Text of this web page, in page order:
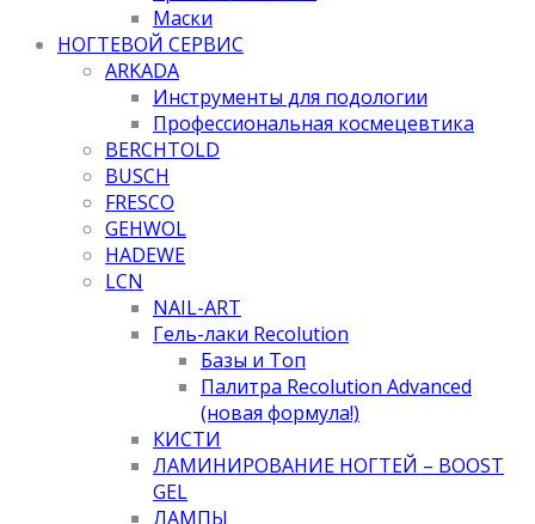
Маски
НОГТЕВОЙ СЕРВИС
ARKADA
Инструменты для подологии
Профессиональная космецевтика
BERCHTOLD
BUSCH
FRESCO
GEHWOL
HADEWE
LCN
NAIL-ART
Гель-лаки Recolution
Базы и Топ
Палитра Recolution Advanced
(новая формула!)
КИСТИ
ЛАМИНИРОВАНИЕ НОГТЕЙ – BOOST
GEL
ЛАМПЫ